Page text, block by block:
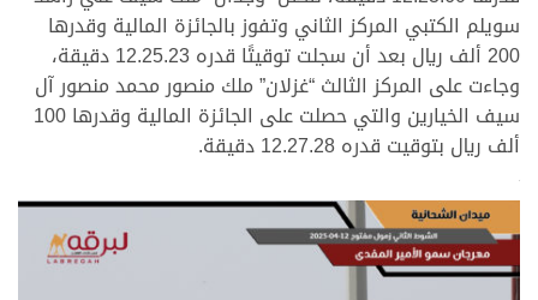
سويلم الكتبي المركز الثاني وتفوز بالجائزة المالية وقدرها
200 ألف ريال بعد أن سجلت توقيتًا قدره 12.25.23 دقيقة،
وجاءت على المركز الثالث “غزلان” ملك منصور محمد منصور آل
سيف الخيارين والتي حصلت على الجائزة المالية وقدرها 100
ألف ريال بتوقيت قدره 12.27.28 دقيقة.
>